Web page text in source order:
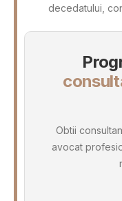
decedatului,
Obtii
avocat